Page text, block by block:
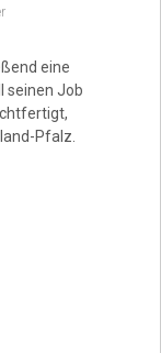
eine
seinen Job
Pfalz.